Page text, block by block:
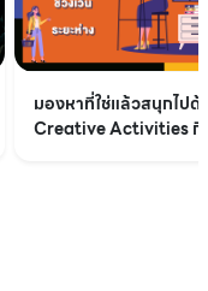
มองหาที่ใช่แล้วสนุกไป
Creative Activities กิ